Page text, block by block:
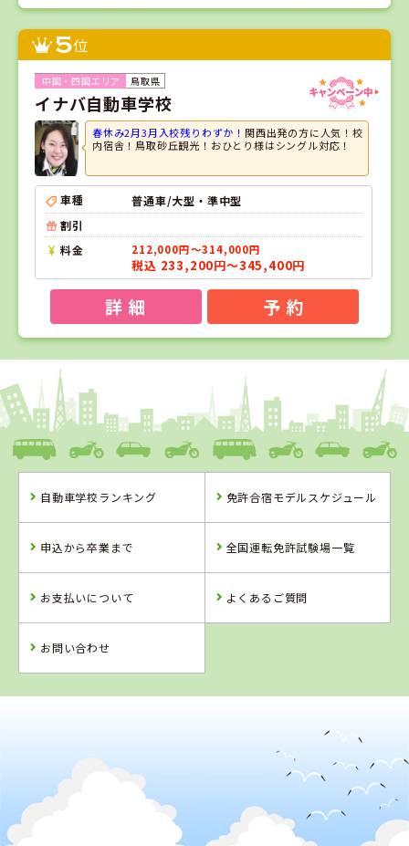
5位
鳥取県
イナバ自動車学校
春休み2月3月入校残りわずか！関西出発の方に人気！校
内宿舎！鳥取砂丘観光！おひとり様はシングル対応！
車種
普通車/大型・準中型
割引
料金
212,000円～314,000円
税込 233,200円～345,400円
詳 細 予 約
1
徳島県
阿波自動車学校
詳 細 予 約
予 約
車学校
自動車学校ランキング 免許合宿モデルスケジュール
申込から卒業まで 全国運転免許試験場一覧
お支払いについて よくあるご質問
お問い合わせ